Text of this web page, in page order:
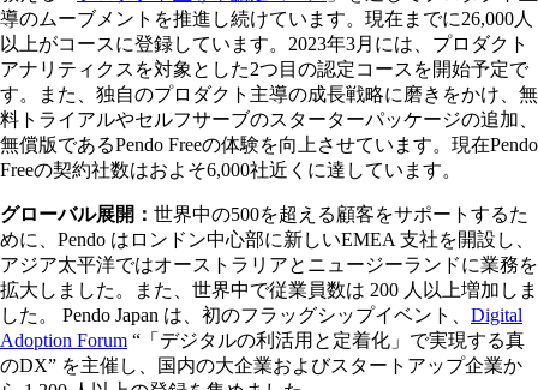
導のムーブメントを推進し続けています。現在までに26,000人
以上がコースに登録しています。2023年3月には、プロダクト
アナリティクスを対象とした2つ目の認定コースを開始予定で
す。また、独自のプロダクト主導の成長戦略に磨きをかけ、無
料トライアルやセルフサーブのスターターパッケージの追加、
無償版であるPendo Freeの体験を向上させています。現在Pendo
Freeの契約社数はおよそ6,000社近くに達しています。
グローバル展開： 世界中の500を超える顧客をサポートするた
めに、Pendo はロンドン中心部に新しいEMEA 支社を開設し、
アジア太平洋ではオーストラリアとニュージーランドに業務を
拡大しました。また、世界中で従業員数は 200 人以上増加しま
した。 Pendo Japan は、初のフラッグシップイベント、 Digital
Adoption Forum “「デジタルの利活用と定着化」で実現する真
のDX” を主催し、国内の大企業およびスタートアップ企業か